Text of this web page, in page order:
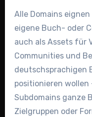
Alle Domains
eigene Buch- oder
auch als Assets für
Communities und
deutschsprachigen
positionieren wollen
Subdomains ganze
Zielgruppen oder